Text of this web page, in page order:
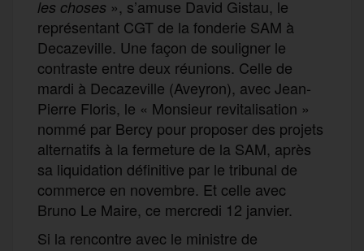
les choses », s’amuse David Gistau, le
représentant CGT de la fonderie SAM à
Decazeville. Une façon de souligner le
contraste entre deux réunions. Celle de
mardi à Decazeville (Aveyron), avec Jean-
Pierre Floris, le « Monsieur revitalisation »
nommé par Bercy pour proposer des projets
alternatifs à la fermeture de la SAM, après
sa liquidation définitive par le tribunal de
commerce en novembre. Et celle avec
Bruno Le Maire, ce mercredi 12 janvier.
Si la rencontre avec le ministre de